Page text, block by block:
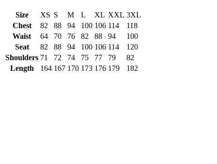
Size XS S M L XL XXL 3XL
Chest
82 88 94 100 106 114
118
Waist
64 70 76 82 88 94
100
Seat
82 88 94 100 106 114
120
Shoulders 71 72 74 75 77 79
82
Length
164 167 170 173 176 179 182